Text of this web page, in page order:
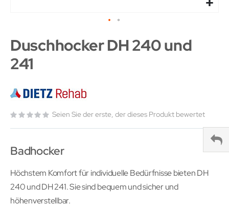
Duschhocker DH 240 und
241
Seien Sie der erste, der dieses Produkt bewertet
Badhocker
Höchstem Komfort für individuelle Bedürfnisse bieten DH
240 und DH 241. Sie sind bequem und sicher und
höhenverstellbar.